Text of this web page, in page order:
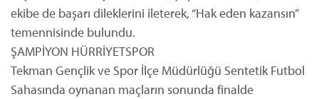
ekibe de başarı dileklerini ileterek, “Hak eden kazansın”
temennisinde bulundu.
ŞAMPİYON HÜRRİYETSPOR
Tekman Gençlik ve Spor İlçe Müdürlüğü Sentetik Futbol
Sahasında oynanan maçların sonunda finalde